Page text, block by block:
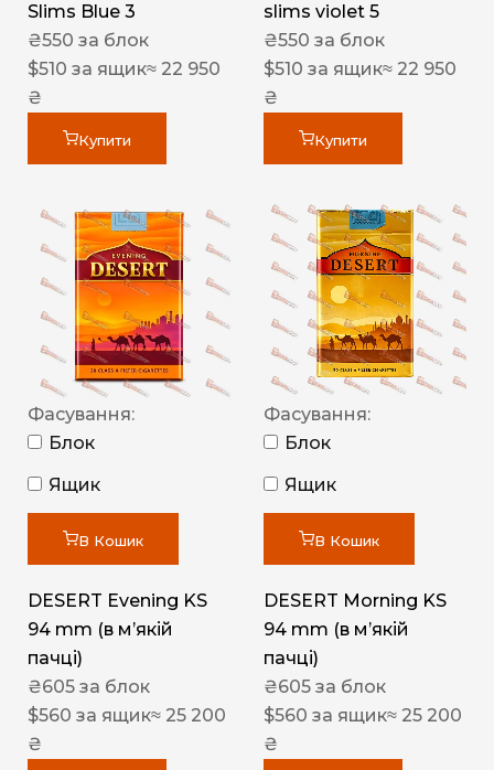
Slims Blue 3
₴550 за блок
$510 за ящик≈ 22 950
₴
Купити
slims violet 5
₴550 за блок
$510 за ящик≈ 22 950
₴
Купити
Фасування:
Блок
Ящик
В Кошик
DESERT Evening KS
94 mm (в мʼякій
пачці)
₴605 за блок
$560 за ящик≈ 25 200
₴
Фасування:
Блок
Ящик
В Кошик
DESERT Morning KS
94 mm (в мʼякій
пачці)
₴605 за блок
$560 за ящик≈ 25 200
₴